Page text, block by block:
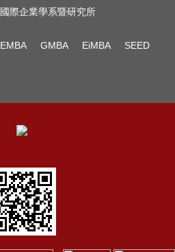
國際企業學系暨研究所
EMBA GMBA EiMBA SEED